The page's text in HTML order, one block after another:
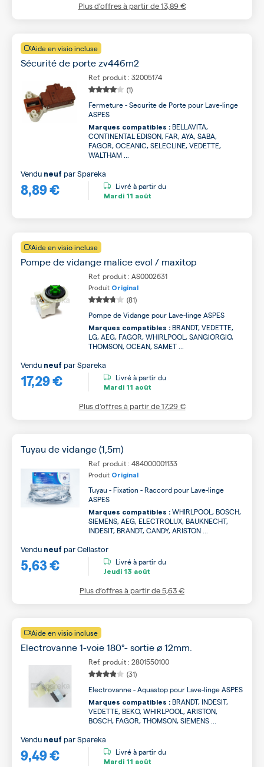
Plus d’offres à partir de13,89 €
Aide en visio incluse
Sécurité de porte zv446m2
Ref. produit : 32005174
(1)
Fermeture - Securite de Porte pour Lave-linge
ASPES
Marques compatibles : BELLAVITA,
CONTINENTAL EDISON, FAR, AYA, SABA,
FAGOR, OCEANIC, SELECLINE, VEDETTE,
WALTHAM ...
8,89 €
Vendu neuf parSpareka
Livré à partir du
Mardi 11 août
Aide en visio incluse
Pompe de vidange malice evol / maxitop
Ref. produit : AS0002631
Produit Original
(81)
Pompe de Vidange pour Lave-linge ASPES
Marques compatibles : BRANDT, VEDETTE,
LG, AEG, FAGOR, WHIRLPOOL, SANGIORGIO,
THOMSON, OCEAN, SAMET ...
17,29 €
Vendu neuf parSpareka
Livré à partir du
Mardi 11 août
Plus d’offres à partir de17,29 €
Tuyau de vidange (1,5m)
Ref. produit : 484000001133
Produit Original
Tuyau - Fixation - Raccord pour Lave-linge
ASPES
Marques compatibles : WHIRLPOOL, BOSCH,
SIEMENS, AEG, ELECTROLUX, BAUKNECHT,
INDESIT, BRANDT, CANDY, ARISTON ...
5,63 €
Vendu neuf parCellastor
Livré à partir du
Jeudi 13 août
Plus d’offres à partir de5,63 €
Aide en visio incluse
Electrovanne 1-voie 180°- sortie ø 12mm.
Ref. produit : 2801550100
(31)
Electrovanne - Aquastop pour Lave-linge ASPES
Marques compatibles : BRANDT, INDESIT,
VEDETTE, BEKO, WHIRLPOOL, ARISTON,
BOSCH, FAGOR, THOMSON, SIEMENS ...
9,49 €
Vendu neuf parSpareka
Livré à partir du
Mardi 11 août